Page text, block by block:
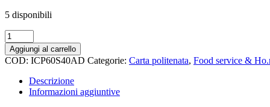
5 disponibili
Aggiungi al carrello
COD: ICP60S40AD Categorie: Carta politenata, Food service &
Descrizione
Informazioni aggiuntive